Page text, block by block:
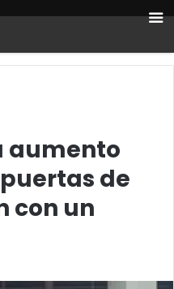
aumento
de
con un